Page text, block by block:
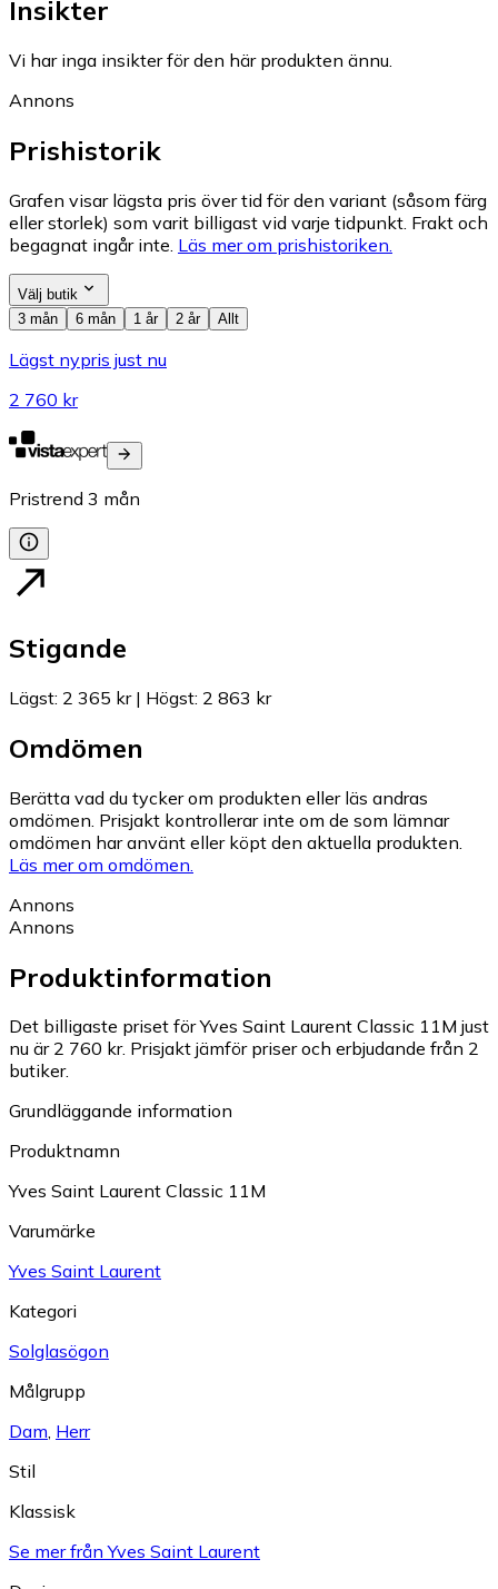
Insikter
Vi har inga insikter för den här produkten ännu.
Annons
Prishistorik
Grafen visar lägsta pris över tid för den variant (såsom färg
eller storlek) som varit billigast vid varje tidpunkt. Frakt och
begagnat ingår inte. Läs mer om prishistoriken.
Välj butik
3 mån
6 mån 1 år 2 år Allt
Lägst nypris just nu
2 760 kr
Pristrend 3 mån
Stigande
Lägst: 2 365 kr| Högst: 2 863 kr
Omdömen
Berätta vad du tycker om produkten eller läs andras
omdömen. Prisjakt kontrollerar inte om de som lämnar
omdömen har använt eller köpt den aktuella produkten.
Läs mer om omdömen.
Annons
Annons
Produktinformation
Det billigaste priset för Yves Saint Laurent Classic 11M just
nu är 2 760 kr. Prisjakt jämför priser och erbjudande från 2
butiker.
Grundläggande information
Produktnamn
Yves Saint Laurent Classic 11M
Varumärke
Yves Saint Laurent
Kategori
Solglasögon
Målgrupp
Dam, Herr
Stil
Klassisk
Se mer från Yves Saint Laurent